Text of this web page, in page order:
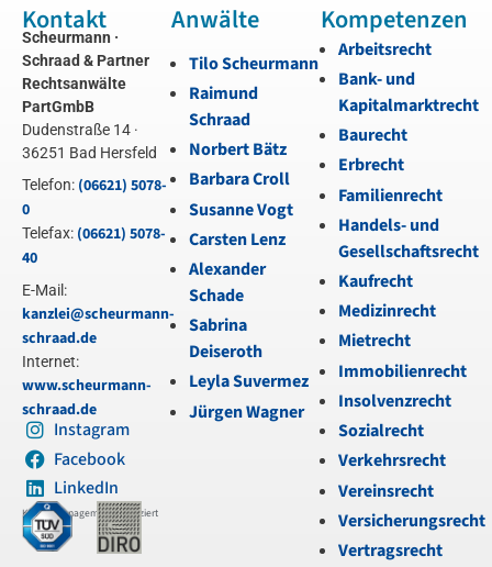
Kontakt
Scheurmann ·
Schraad & Partner
Rechtsanwälte
PartGmbB
Dudenstraße 14 ·
36251 Bad Hersfeld
Telefon: (06621) 5078-
0
Telefax: (06621) 5078-
40
E-Mail:
kanzlei@scheurmann-
schraad.de
Internet:
www.scheurmann-
schraad.de
Instagram
Facebook
LinkedIn
Kanzleimanagement zertifiziert
Anwälte
Tilo Scheurmann
Raimund
Schraad
Norbert Bätz
Barbara Croll
Susanne Vogt
Carsten Lenz
Alexander
Schade
Sabrina
Deiseroth
Leyla Suvermez
Jürgen Wagner
Kompetenzen
Arbeitsrecht
Bank- und
Kapitalmarktrecht
Baurecht
Erbrecht
Familienrecht
Handels- und
Gesellschaftsrecht
Kaufrecht
Medizinrecht
Mietrecht
Immobilienrecht
Insolvenzrecht
Sozialrecht
Verkehrsrecht
Vereinsrecht
Versicherungsrecht
Vertragsrecht